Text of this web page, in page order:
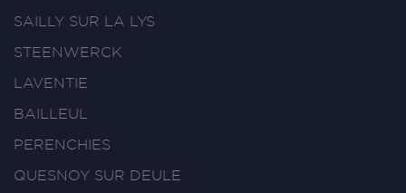
SAILLY SUR LA LYS
STEENWERCK
LAVENTIE
BAILLEUL
PERENCHIES
QUESNOY SUR DEULE